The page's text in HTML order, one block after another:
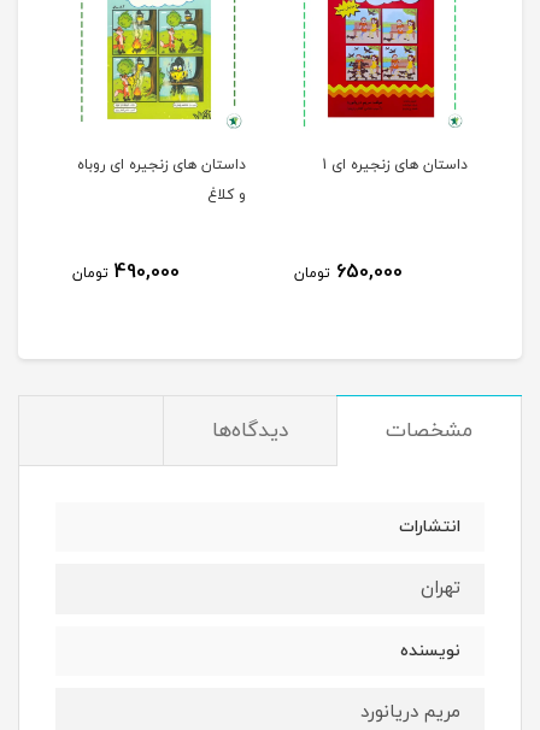
داستان های زنجیره ای 1
650,000 تومان
داستان های زنجیره ای روباه
و کلاغ
490,000 تومان
مشخصات دیدگاه‌ها
انتشارات
تهران
نویسنده
مریم دریانورد